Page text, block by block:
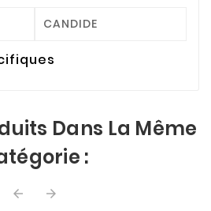
CANDIDE
Dans La Même
:
 